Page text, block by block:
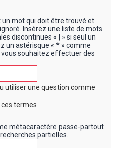
un mot qui doit être trouvé et
Insérez une liste de mots
discontinues « | » si seul un
un astérisque « * » comme
souhaitez effectuer des
utiliser une question comme
ces termes
métacaractère passe-partout
partielles.